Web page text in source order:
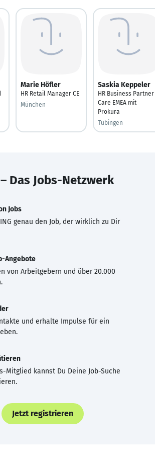
Marie Höfler
HR Retail Manager CE
München
Saskia Keppeler
HR Business Partner
Care EMEA mit
Prokura
Tübingen
– Das Jobs-Netzwerk
Jobs
genau den Job, der wirklich zu Dir
Angebote
von Arbeitgebern und über 20.000
und erhalte Impulse für ein
Mitglied kannst Du Deine Job-Suche
Jetzt registrieren